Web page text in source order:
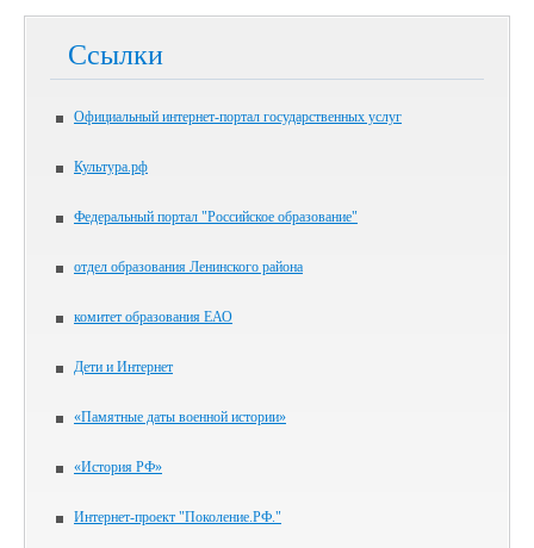
Ссылки
Официальный интернет-портал государственных услуг
Культура.рф
Федеральный портал "Российское образование"
отдел образования Ленинского района
комитет образования ЕАО
Дети и Интернет
«Памятные даты военной истории»
«История РФ»
Интернет-проект "Поколение.РФ."